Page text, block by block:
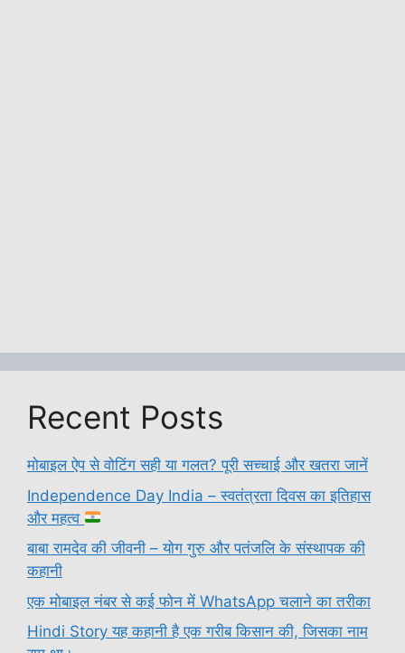
Recent Posts
मोबाइल ऐप से वोटिंग सही या गलत? पूरी सच्चाई और खतरा जानें
Independence Day India – स्वतंत्रता दिवस का इतिहास
और महत्व
बाबा रामदेव की जीवनी – योग गुरु और पतंजलि के संस्थापक की
कहानी
एक मोबाइल नंबर से कई फोन में WhatsApp चलाने का तरीका
Hindi Story यह कहानी है एक गरीब किसान की, जिसका नाम